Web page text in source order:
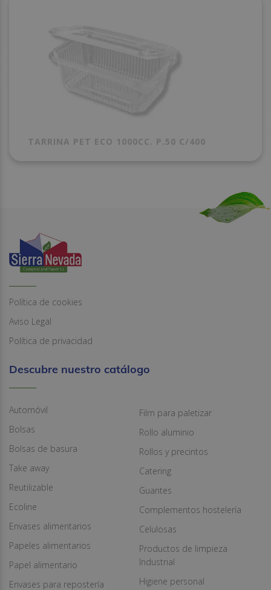
TARRINA PET ECO 1000CC. P.50 C/400
Política de cookies
Aviso Legal
Política de privacidad
Descubre nuestro catálogo
Automóvil
Bolsas
Bolsas de basura
Take away
Reutilizable
Ecoline
Envases alimentarios
Papeles alimentarios
Papel alimentario
Envases para repostería
Film para paletizar
Rollo aluminio
Rollos y precintos
Catering
Guantes
Complementos hostelería
Celulosas
Productos de limpieza
Industrial
Higiene personal